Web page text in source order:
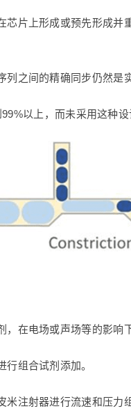
片上形成或预先形成
之间的精确同步仍然是
以上，而未采用这种设
在电场或声场等的影响
组合试剂添加。
注射器进行流速和压力